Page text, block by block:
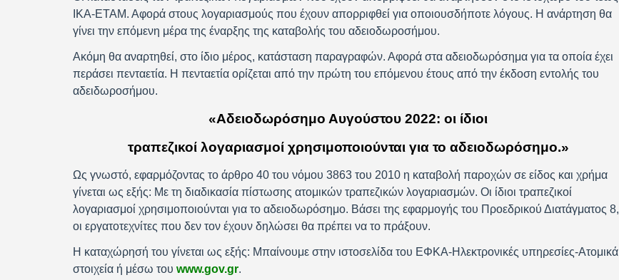
ΙΚΑ-ΕΤΑΜ. Αφορά στους λογαριασμούς που έχουν απορριφθεί για οποιουσδήποτε λόγους. Η ανάρτηση θα
γίνει την επόμενη μέρα της έναρξης της καταβολής του αδειοδωροσήμου.
Ακόμη θα αναρτηθεί, στο ίδιο μέρος, κατάσταση παραγραφών. Αφορά στα αδειοδωρόσημα για τα οποία έχει
περάσει πενταετία. Η πενταετία ορίζεται από την πρώτη του επόμενου έτους από την έκδοση εντολής του
αδειδωροσήμου.
«Αδειοδωρόσημο Αυγούστου 2022: οι ίδιοι
τραπεζικοί λογαριασμοί χρησιμοποιούνται για το αδειοδωρόσημο.»
Ως γνωστό, εφαρμόζοντας το άρθρο 40 του νόμου 3863 του 2010 η καταβολή παροχών σε είδος και χρήμα
γίνεται ως εξής: Με τη διαδικασία πίστωσης ατομικών τραπεζικών λογαριασμών. Οι ίδιοι τραπεζικοί
λογαριασμοί χρησιμοποιούνται για το αδειοδωρόσημο. Βάσει της εφαρμογής του Προεδρικού Διατάγματος 8,
οι εργατοτεχνίτες που δεν τον έχουν δηλώσει θα πρέπει να το πράξουν.
Η καταχώρησή του γίνεται ως εξής: Μπαίνουμε στην ιστοσελίδα του ΕΦΚΑ-Ηλεκτρονικές υπηρεσίες-Ατομικά
στοιχεία ή μέσω του www.gov.gr.